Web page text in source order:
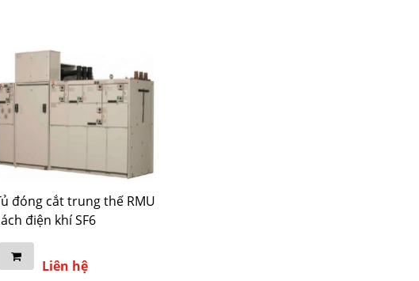
đóng cắt trung thế RMU
điện khí SF6
Liên hệ